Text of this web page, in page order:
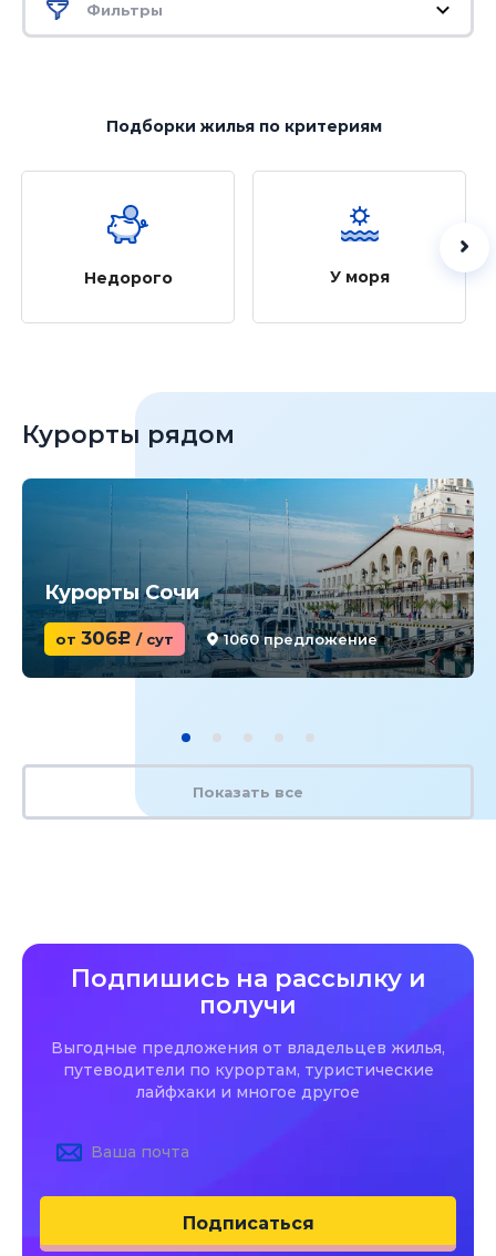
Фильтры
Подборки жильяпо критериям
Недорого У моря
Курорты рядом
Курорты Сочи
от 306c / сут 1060 предложение
Показать все
Подпишись на рассылку и
получи
Выгодные предложения от владельцев жилья,
путеводители по курортам, туристические
лайфхаки и многое другое
Подписаться